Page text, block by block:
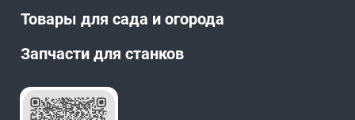
Товары для сада и огорода
Запчасти для станков